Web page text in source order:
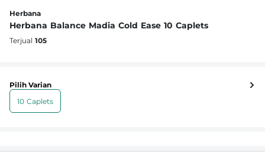
Herbana
Herbana Balance Madia Cold Ease 10 Caplets
Terjual 105
Pilih Varian
10 Caplets